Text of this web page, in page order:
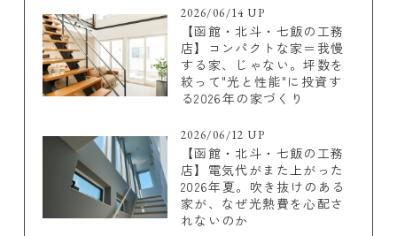
2026/06/14 UP
【函館・北斗・七飯の工務
店】コンパクトな家＝我慢
する家、じゃない。坪数を
絞って"光と性能"に投資す
る2026年の家づくり
2026/06/12 UP
【函館・北斗・七飯の工務
店】電気代がまた上がった
2026年夏。吹き抜けのある
家が、なぜ光熱費を心配さ
れないのか